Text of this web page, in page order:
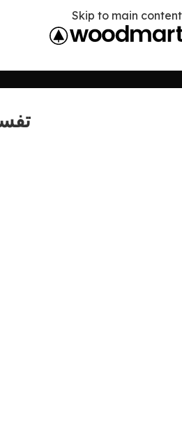
Skip to main content